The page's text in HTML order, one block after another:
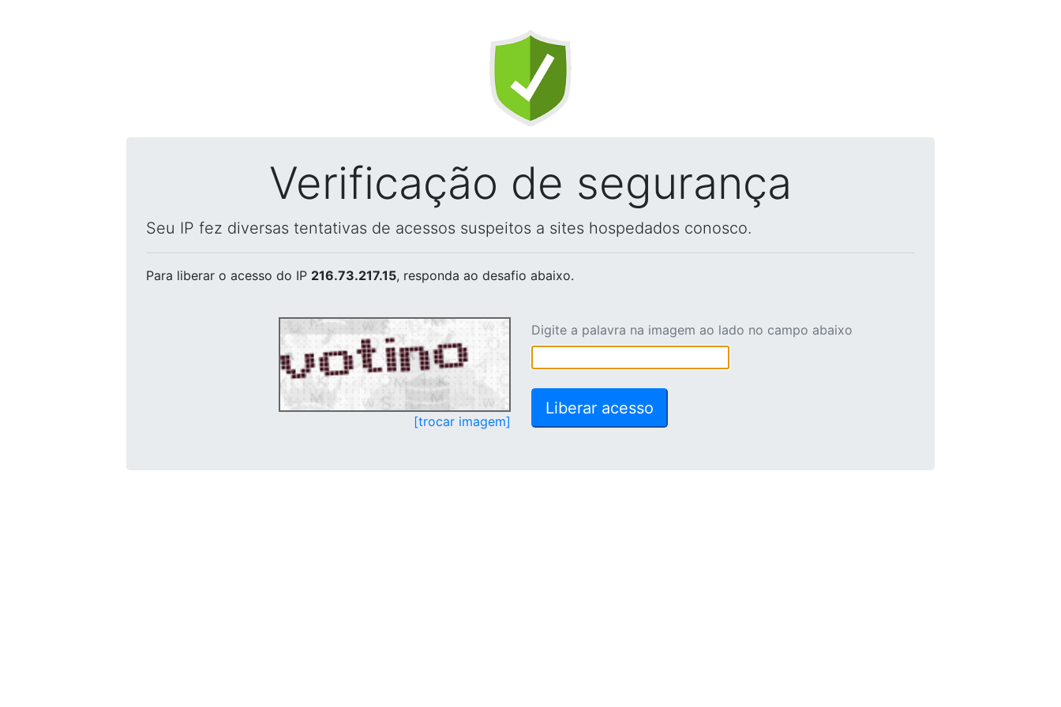
Verificação de segurança
Seu IP fez diversas tentativas de acessos suspeitos a sites hospedados conosco.
Para liberar o acesso do IP 216.73.217.15, responda ao desafio abaixo.
[trocar imagem]
Digite a palavra na imagem ao lado no campo abaixo